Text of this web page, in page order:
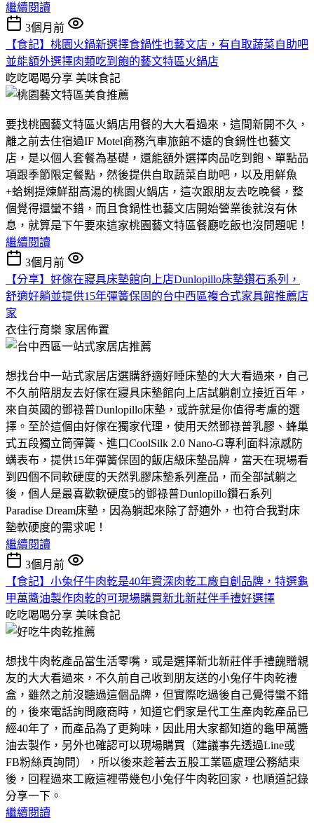
繼續閱讀
3個月前
【食記】桃園火鍋新選擇食鍋性也藝文店，有自取蔬菜自助吧
並能額外選擇肉類吃到飽的藝文特區火鍋店
吃吃喝喝分享 美味食記
要找桃園藝文特區火鍋店用餐的大大看過來，這間新開不久，
離之前去住宿過IF Motel商務汽車旅館不遠的食鍋性也藝文
店，是以個人套餐為基礎，還能額外選擇肉品吃到飽、單點品
項跟季節限定餐點，然後提供自取蔬菜自助吧，以及用鮮魚
+蛤蜊提煉鮮甜高湯的桃園火鍋店，這次跟朋友去吃晚餐，整
個覺得還蠻不錯，而且食鍋性也藝文店開始營業後就沒有休
息，就算是下午要來這家桃園藝文特區餐廳吃飯也沒問題呢！
繼續閱讀
3個月前
【分享】好傢在寢具床墊館向上店Dunlopillo床墊鑽石系列，
舒適好躺並提供15年彈簧保固的台中西區複合式家具館推薦店
家
衣住行育樂 家居佈置
想找台中一站式家居店選購舒適好睡床墊的大大看過來，自己
不久前陪朋友去好傢在寢具床墊館向上店試躺創立接近百年，
來自英國的鄧祿普Dunlopillo床墊，或許就是你值得考慮的選
擇。至於這個由好傢在獨家代理，使用天然鄧祿普乳膠、蜂巢
式五段獨立筒彈簧、進口CoolSilk 2.0 Nano-G專利面料涼感防
螨表布，提供15年彈簧保固的飯店級床墊品牌，當天在現場看
到四個不同軟硬度的天然乳膠床墊系列產品，而全部試躺之
後，個人是最喜歡軟硬度5的鄧祿普Dunlopillo鑽石系列
Paradise Dream床墊，因為躺起來除了舒適外，也符合我對床
墊軟硬度的需求呢！
繼續閱讀
3個月前
【食記】小兔仔牛肉乾是40年資深肉乾工廠自創品牌，特選龜
甲萬醬油製作肉乾的可現場購買新北新莊伴手禮好選擇
吃吃喝喝分享 美味食記
想找牛肉乾產品當生活零嘴，或是選擇新北新莊伴手禮餽贈親
友的大大看過來，不久前自己收到朋友送的小兔仔牛肉乾禮
盒，雖然之前沒聽過這個品牌，但實際吃過後自己覺得蠻不錯
的，後來電話詢問廠商時，知道它們家是代工生產肉乾產品已
經40年了，而產品為了更夠味，因此用大家都知道的龜甲萬醬
油去製作，另外也確認可以現場購買（建議事先透過Line或
FB粉絲頁詢問），所以後來趁著去五股工業區處理公務結束
後，回程過來工廠這裡帶幾包小兔仔牛肉乾回家，也順道記錄
分享一下。
繼續閱讀